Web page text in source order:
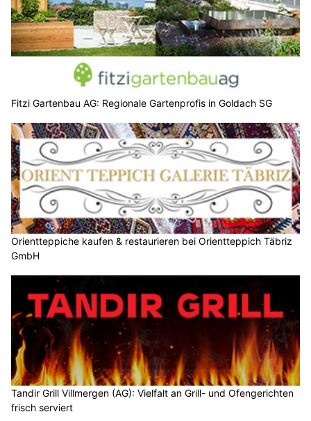
Fitzi Gartenbau AG: Regionale Gartenprofis in Goldach SG
Orientteppiche kaufen & restaurieren bei Orientteppich Täbriz
GmbH
Tandir Grill Villmergen (AG): Vielfalt an Grill- und Ofengerichten
frisch serviert